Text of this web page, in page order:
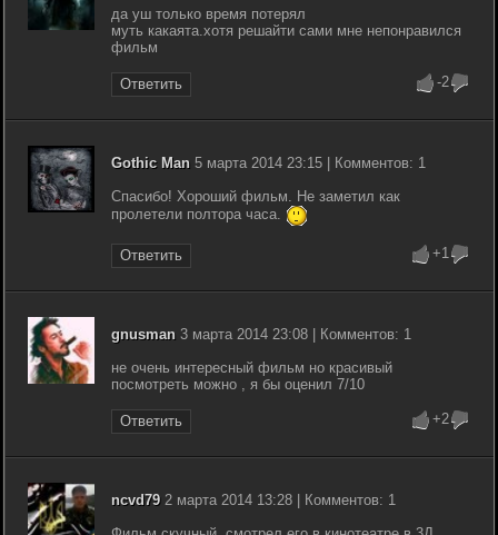
да уш только время потерял
муть какаята.хотя решайти сами мне непонравился
фильм
Ответить -2
Gothic Man 5 марта 2014 23:15 | Комментов: 1
Спасибо! Хороший фильм. Не заметил как
пролетели полтора часа.
Ответить +1
gnusman 3 марта 2014 23:08 | Комментов: 1
не очень интересный фильм но красивый
посмотреть можно , я бы оценил 7/10
Ответить +2
ncvd792 марта 2014 13:28 | Комментов: 1